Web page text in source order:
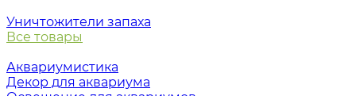
Уничтожители запаха
Все товары
Аквариумистика
Декор для аквариума